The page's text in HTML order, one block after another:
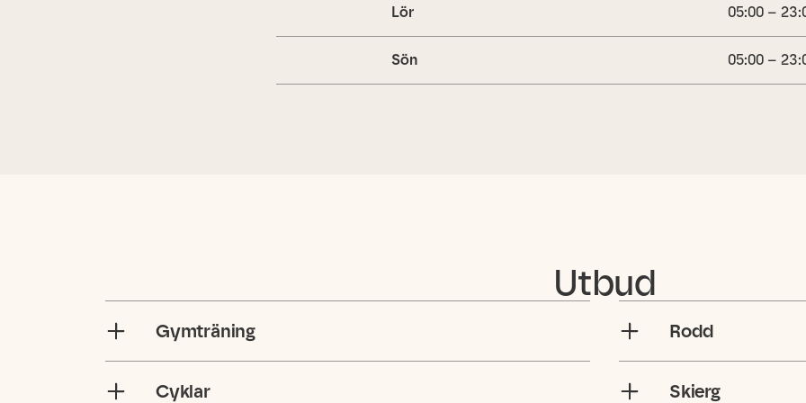
Lör 05:00 –
Sön 05:00 –
Utbud
Gymträning
Cyklar
Rodd
Skierg